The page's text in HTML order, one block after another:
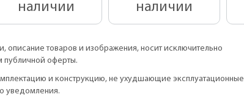
наличии
наличии
описание товаров и изображения, носит исключительно
публичной оферты.
и конструкцию, не ухудшающие эксплуатационные
уведомления.